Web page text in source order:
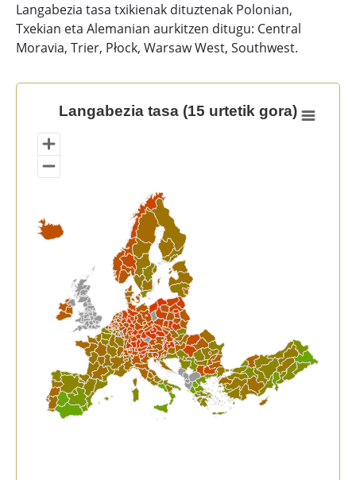
Langabezia tasa txikienak dituztenak Polonian,
Txekian eta Alemanian aurkitzen ditugu: Central
Moravia, Trier, Płock, Warsaw West, Southwest.
Langabezia tasa (15 urtetik gora)
Map of unspecified region with 1 data series.
View as data table, Langabezia tasa (15 urtetik gora)
Langabezia tasa (15 urtetik gora)